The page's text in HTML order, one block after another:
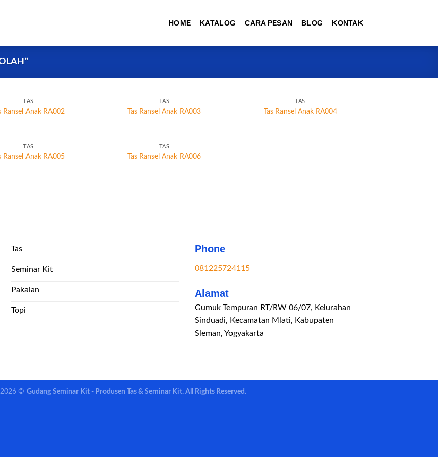
HOME KATALOG CARA PESAN BLOG KONTAK
TAS
Ransel Anak RA002
TAS
Tas Ransel Anak RA003
TAS
Tas Ransel Anak RA004
TAS
Ransel Anak RA005
TAS
Tas Ransel Anak RA006
Tas
Seminar Kit
Pakaian
Topi
Phone
081225724115
Alamat
Gumuk Tempuran RT/RW 06/07, Kelurahan
Sinduadi, Kecamatan Mlati, Kabupaten
Sleman, Yogyakarta
© Gudang Seminar Kit - Produsen Tas & Seminar Kit. All Rights Reserved.